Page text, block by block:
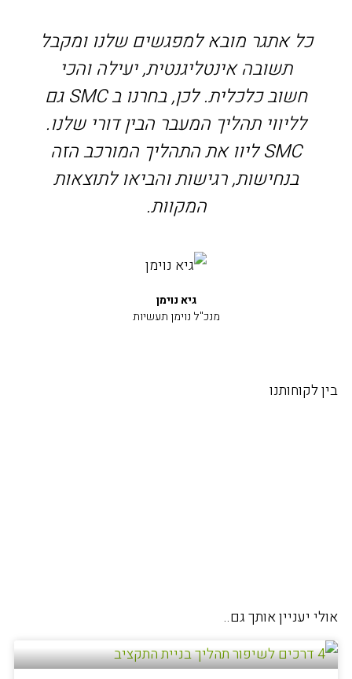
כל אתגר מובא למפגשים שלנו ומקבל
תשובה אינטליגנטית, יעילה והכי
חשוב כלכלית. לכן, בחרנו ב SMC גם
לליווי תהליך המעבר הבין דורי שלנו.
SMC ליוו את התהליך המורכב הזה
בנחישות, רגישות והביאו לתוצאות
המקוות.
גיא נוימן
מנכ"ל נוימן תעשיות
בין לקוחותנו
אולי יעניין אותך גם..